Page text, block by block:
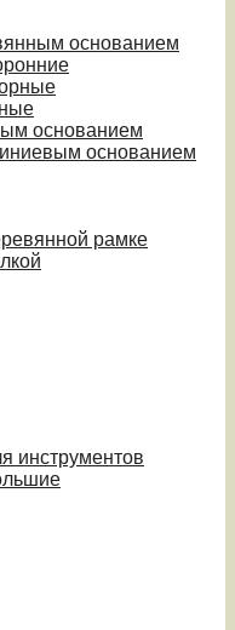
основанием
основанием
основанием
рамке
инструментов